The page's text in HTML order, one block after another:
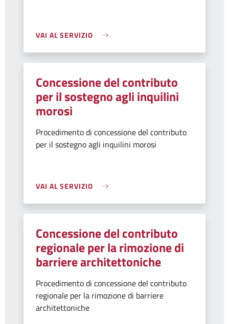
VAI AL SERVIZIO
Concessione del contributo
per il sostegno agli inquilini
morosi
Procedimento di concessione del contributo
per il sostegno agli inquilini morosi
VAI AL SERVIZIO
Concessione del contributo
regionale per la rimozione di
barriere architettoniche
Procedimento di concessione del contributo
regionale per la rimozione di barriere
architettoniche